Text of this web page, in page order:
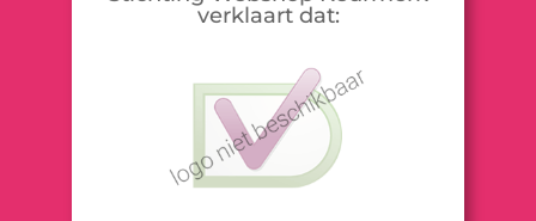
verklaart dat: